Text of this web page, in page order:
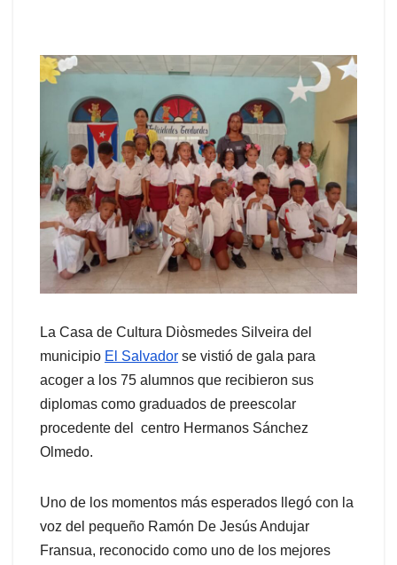
La Casa de Cultura Diòsmedes Silveira del
municipio El Salvador se vistió de gala para
acoger a los 75 alumnos que recibieron sus
diplomas como graduados de preescolar
procedente del centro Hermanos Sánchez
Olmedo.
Uno de los momentos más esperados llegó con la
voz del pequeño Ramón De Jesús Andujar
Fransua, reconocido como uno de los mejores